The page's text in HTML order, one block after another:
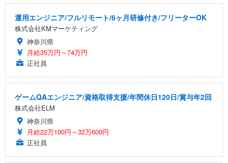
運用エンジニア/フルリモート/6ヶ月研修付き/フリーターOK
株式会社KMマーケティング
神奈川県
月給35万円～74万円
正社員
ゲームQAエンジニア/資格取得支援/年間休日120日/賞与年2回
株式会社ELM
神奈川県
月給22万100円～32万600円
正社員